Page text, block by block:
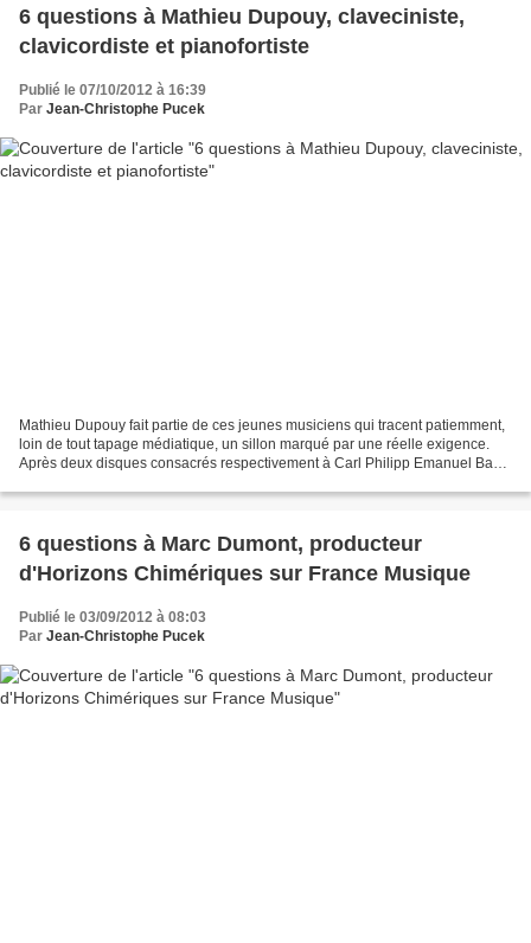
6 questions à Mathieu Dupouy, claveciniste,
clavicordiste et pianofortiste
Publié le 07/10/2012 à 16:39
Par Jean-Christophe Pucek
Mathieu Dupouy fait partie de ces jeunes musiciens qui tracent patiemment,
loin de tout tapage médiatique, un sillon marqué par une réelle exigence.
Après deux disques consacrés respectivement à Carl Philipp Emanuel Bach
6 questions à Marc Dumont, producteur
d'Horizons Chimériques sur France Musique
Publié le 03/09/2012 à 08:03
Par Jean-Christophe Pucek